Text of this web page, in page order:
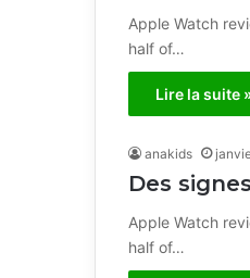
Apple Watch
half of…
Lire la suite
anakids
Des
Apple Watch
half of…